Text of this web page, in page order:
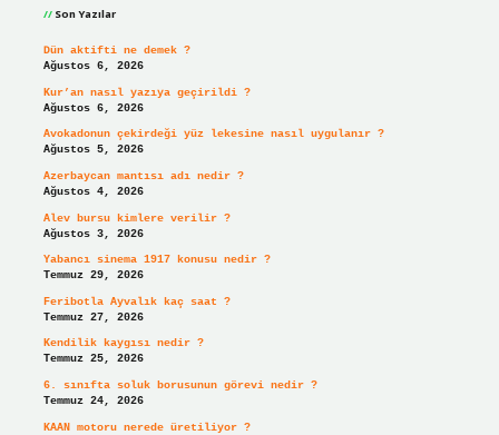
Son Yazılar
Dün aktifti ne demek ?
Ağustos 6, 2026
Kur’an nasıl yazıya geçirildi ?
Ağustos 6, 2026
Avokadonun çekirdeği yüz lekesine nasıl uygulanır ?
Ağustos 5, 2026
Azerbaycan mantısı adı nedir ?
Ağustos 4, 2026
Alev bursu kimlere verilir ?
Ağustos 3, 2026
Yabancı sinema 1917 konusu nedir ?
Temmuz 29, 2026
Feribotla Ayvalık kaç saat ?
Temmuz 27, 2026
Kendilik kaygısı nedir ?
Temmuz 25, 2026
6. sınıfta soluk borusunun görevi nedir ?
Temmuz 24, 2026
KAAN motoru nerede üretiliyor ?